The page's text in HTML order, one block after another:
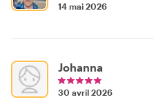
14 mai 2026
Johanna
30 avril 2026